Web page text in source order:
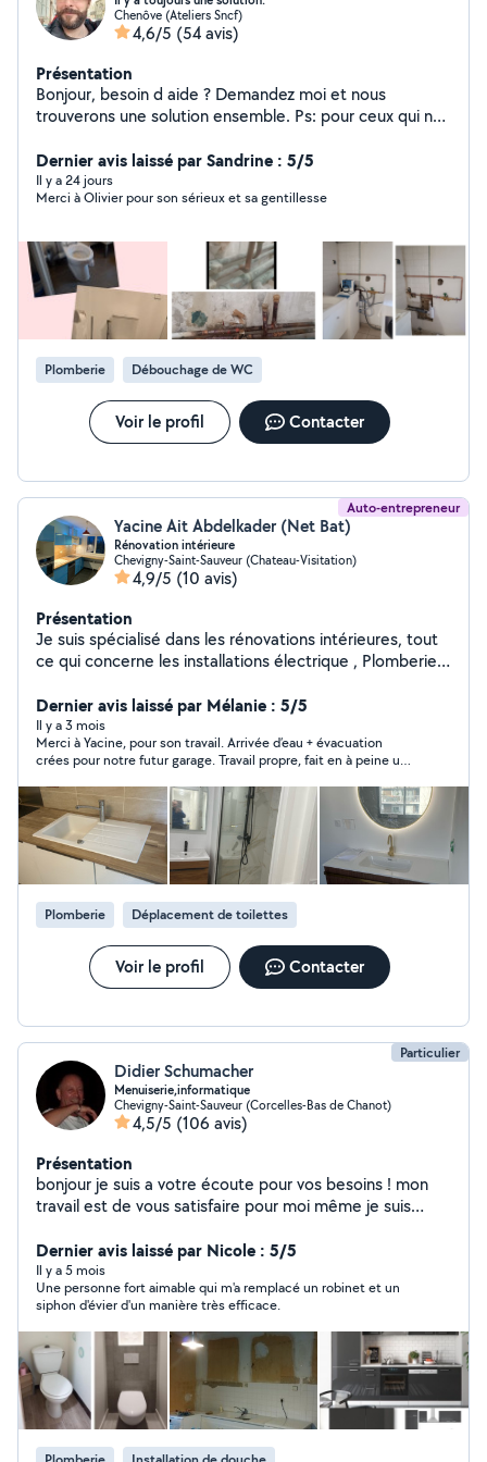
Chenôve (Ateliers Sncf)
4,6/5 (54 avis)
Présentation
Bonjour, besoin d aide ? Demandez moi et nous
trouverons une solution ensemble. Ps: pour ceux qui ne
sur le site je paye mon matériel et je paye l'essence
donc arrêtez de vouloir vos travaux gratuitement.
Dernier avis laissé par Sandrine : 5/5
Il y a 24 jours
Merci à Olivier pour son sérieux et sa gentillesse
Plomberie Débouchage de WC
Voir le profil Contacter
Auto-entrepreneur
Yacine Ait Abdelkader (Net Bat)
Rénovation intérieure
Chevigny-Saint-Sauveur (Chateau-Visitation)
4,9/5 (10 avis)
Présentation
Je suis spécialisé dans les rénovations intérieures, tout
ce qui concerne les installations électrique , Plomberie ,
toutes sortes de meubles et placards
Dernier avis laissé par Mélanie : 5/5
Il y a 3 mois
Merci à Yacine, pour son travail. Arrivée d’eau + évacuation
crées pour notre futur garage. Travail propre, fait en à peine une
d’autres projets.
Plomberie Déplacement de toilettes
Voir le profil Contacter
Particulier
Didier Schumacher
Menuiserie,informatique
Chevigny-Saint-Sauveur (Corcelles-Bas de Chanot)
4,5/5 (106 avis)
Présentation
bonjour je suis a votre écoute pour vos besoins ! mon
travail est de vous satisfaire pour moi même je suis
travaux dans toute la maison intérieur et extérieur
Dernier avis laissé par Nicole : 5/5
Il y a 5 mois
Une personne fort aimable qui m'a remplacé un robinet et un
siphon d'évier d'un manière très efficace.